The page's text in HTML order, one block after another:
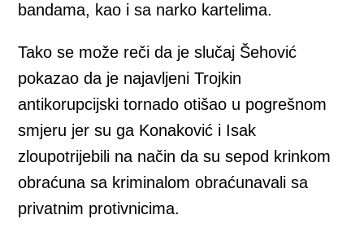
bandama, kao i sa narko kartelima.
Tako se može reči da je slučaj Šehović
pokazao da je najavljeni Trojkin
antikorupcijski tornado otišao u pogrešnom
smjeru jer su ga Konaković i Isak
zloupotrijebili na način da su sepod krinkom
obraćuna sa kriminalom obraćunavali sa
privatnim protivnicima.